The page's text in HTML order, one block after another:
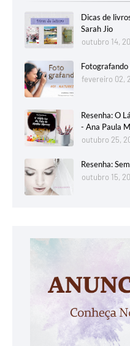
Dicas de
Sarah Jio
outubro 14,
Fotografando
fevereiro 02,
Resenha: O
- Ana Paula
outubro 25,
Resenha:
outubro 15,